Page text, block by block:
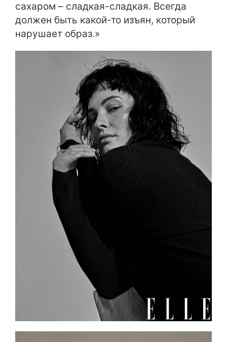
сахаром – сладкая-сладкая. Всегда
должен быть какой-то изъян, который
нарушает образ.»